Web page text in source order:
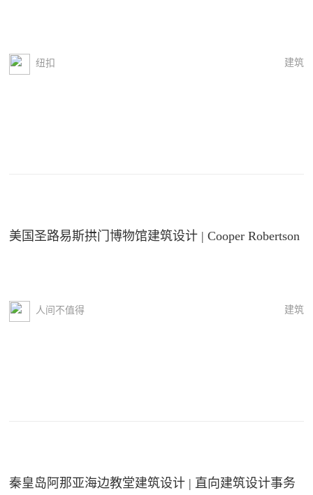
纽扣 建筑
美国圣路易斯拱门博物馆建筑设计 | Cooper Robertson
人间不值得 建筑
秦皇岛阿那亚海边教堂建筑设计 | 直向建筑设计事务